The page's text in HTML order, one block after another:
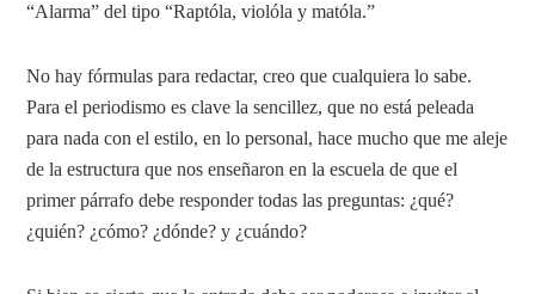
“Alarma” del tipo “Raptóla, violóla y matóla.”
No hay fórmulas para redactar, creo que cualquiera lo sabe.
Para el periodismo es clave la sencillez, que no está peleada
para nada con el estilo, en lo personal, hace mucho que me aleje
de la estructura que nos enseñaron en la escuela de que el
primer párrafo debe responder todas las preguntas: ¿qué?
¿quién? ¿cómo? ¿dónde? y ¿cuándo?